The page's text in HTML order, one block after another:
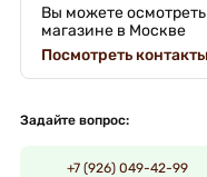
Вы можете
магазине в Москве
Посмотреть контакты
Задайте вопрос:
+7 (926) 049-42-99